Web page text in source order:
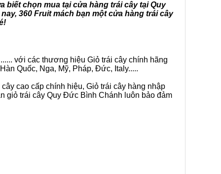
biết chọn mua tại cửa hàng trái cây tại Quy
360 Fruit mách bạn một cửa hàng trái cây
với các thương hiệu Giỏ trái cây chính hãng
Quốc, Nga, Mỹ, Pháp, Đức, Italy.....
cao cấp chính hiệu, Giỏ trái cây hàng nhập
giỏ trái cây Quy Đức Bình Chánh luôn bảo đảm